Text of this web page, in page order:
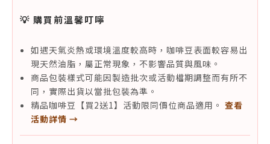
💡 購買前溫馨叮嚀
如遇天氣炎熱或環境溫度較高時，咖啡豆表面較容易出
現天然油脂，屬正常現象，不影響品質與風味。
商品包裝樣式可能因製造批次或活動檔期調整而有所不
同，實際出貨以當批包裝為準。
精品咖啡豆【買2送1】活動限同價位商品適用。 查看
活動詳情 →